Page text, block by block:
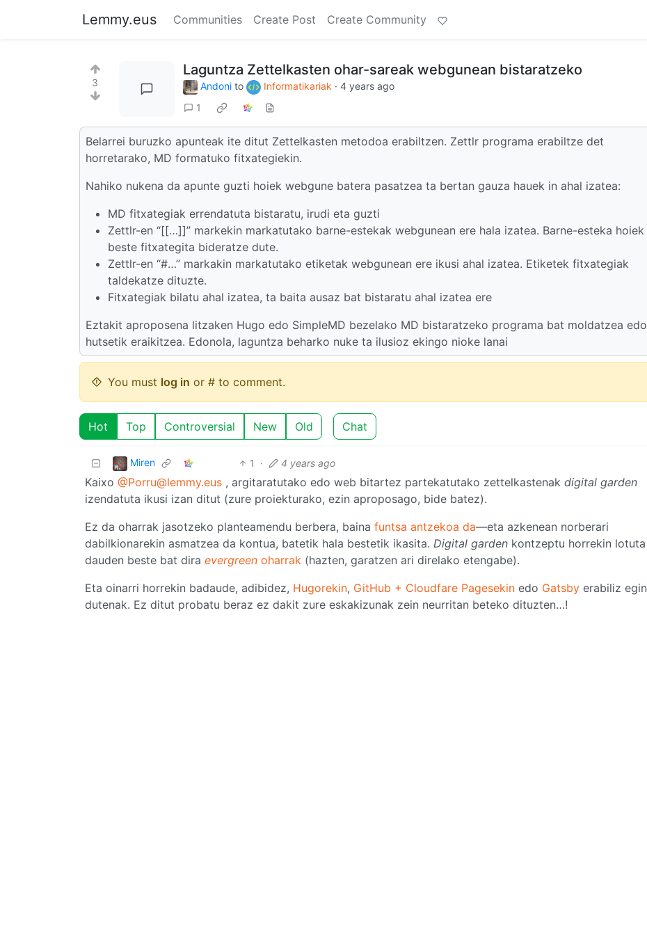
Lemmy.eus Communities Create Post Create Community
3
Laguntza Zettelkasten ohar-sareak webgunean bistaratzeko
Andoni to Informatikariak · 4 years ago
1
Belarrei buruzko apunteak ite ditut Zettelkasten metodoa erabiltzen. Zettlr programa erabiltze det
horretarako, MD formatuko fitxategiekin.
Nahiko nukena da apunte guzti hoiek webgune batera pasatzea ta bertan gauza hauek in ahal izatea:
MD fitxategiak errendatuta bistaratu, irudi eta guzti
Zettlr-en “[[…]]” markekin markatutako barne-estekak webgunean ere hala izatea. Barne-esteka hoiek
beste fitxategita bideratze dute.
Zettlr-en “#…” markakin markatutako etiketak webgunean ere ikusi ahal izatea. Etiketek fitxategiak
taldekatze dituzte.
Fitxategiak bilatu ahal izatea, ta baita ausaz bat bistaratu ahal izatea ere
Eztakit aproposena litzaken Hugo edo SimpleMD bezelako MD bistaratzeko programa bat moldatzea edo
hutsetik eraikitzea. Edonola, laguntza beharko nuke ta ilusioz ekingo nioke lanai
You must log in or # to comment.
Hot Top Controversial New Old Chat
Miren 1 · 4 years ago
Kaixo @Porru@lemmy.eus , argitaratutako edo web bitartez partekatutako zettelkastenak digital garden
izendatuta ikusi izan ditut (zure proiekturako, ezin aproposago, bide batez).
Ez da oharrak jasotzeko planteamendu berbera, baina funtsa antzekoa da—eta azkenean norberari
dabilkionarekin asmatzea da kontua, batetik hala bestetik ikasita. Digital garden kontzeptu horrekin lotuta
dauden beste bat dira evergreen oharrak (hazten, garatzen ari direlako etengabe).
Eta oinarri horrekin badaude, adibidez, Hugorekin, GitHub + Cloudfare Pagesekin edo Gatsby erabiliz egin
dutenak. Ez ditut probatu beraz ez dakit zure eskakizunak zein neurritan beteko dituzten…!